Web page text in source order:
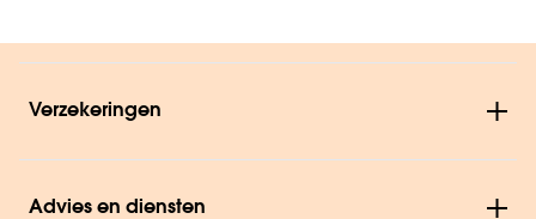
Verzekeringen
Advies en diensten